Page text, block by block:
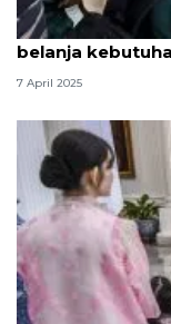
Wapres berbagi
belanja
7 April 2025